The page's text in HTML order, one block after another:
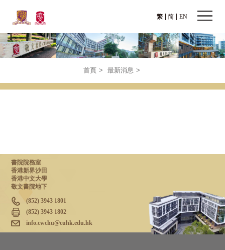
繁 EN
简
首頁 > 最新消息 >
書院院務室
香港新界沙田
香港中文大學
敬文書院地下
(852) 3943 1801
(852) 3943 1802
info.cwchu@cuhk.edu.hk